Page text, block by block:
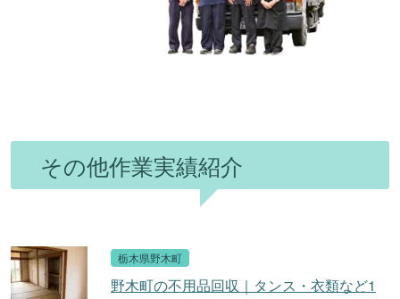
その他作業実績紹介
栃木県野木町
野木町の不用品回収｜タンス・衣類など1